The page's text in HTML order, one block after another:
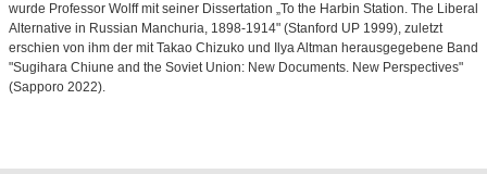
wurde Professor Wolff mit seiner Dissertation „To the Harbin Station. The Liberal
Alternative in Russian Manchuria, 1898-1914" (Stanford UP 1999), zuletzt
erschien von ihm der mit Takao Chizuko und Ilya Altman herausgegebene Band
"Sugihara Chiune and the Soviet Union: New Documents. New Perspectives"
(Sapporo 2022).